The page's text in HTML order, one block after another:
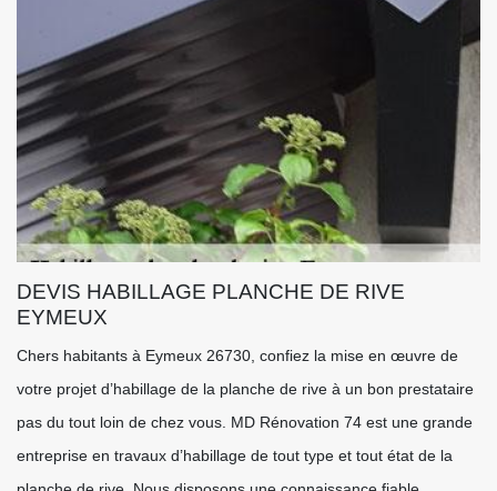
DEVIS HABILLAGE PLANCHE DE RIVE
EYMEUX
Chers habitants à Eymeux 26730, confiez la mise en œuvre de
votre projet d’habillage de la planche de rive à un bon prestataire
pas du tout loin de chez vous. MD Rénovation 74 est une grande
entreprise en travaux d’habillage de tout type et tout état de la